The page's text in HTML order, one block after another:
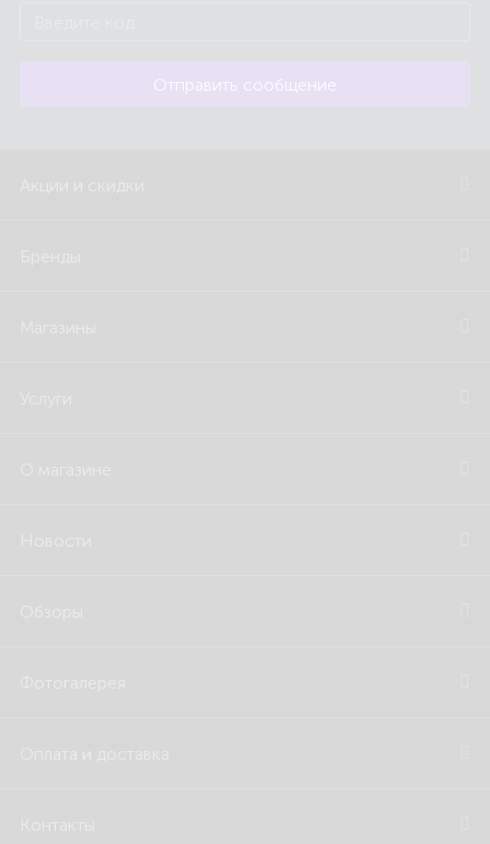
Отправить сообщение
Акции и скидки
Бренды
Магазины
Услуги
О магазине
Новости
Обзоры
Фотогалерея
Оплата и доставка
Контакты